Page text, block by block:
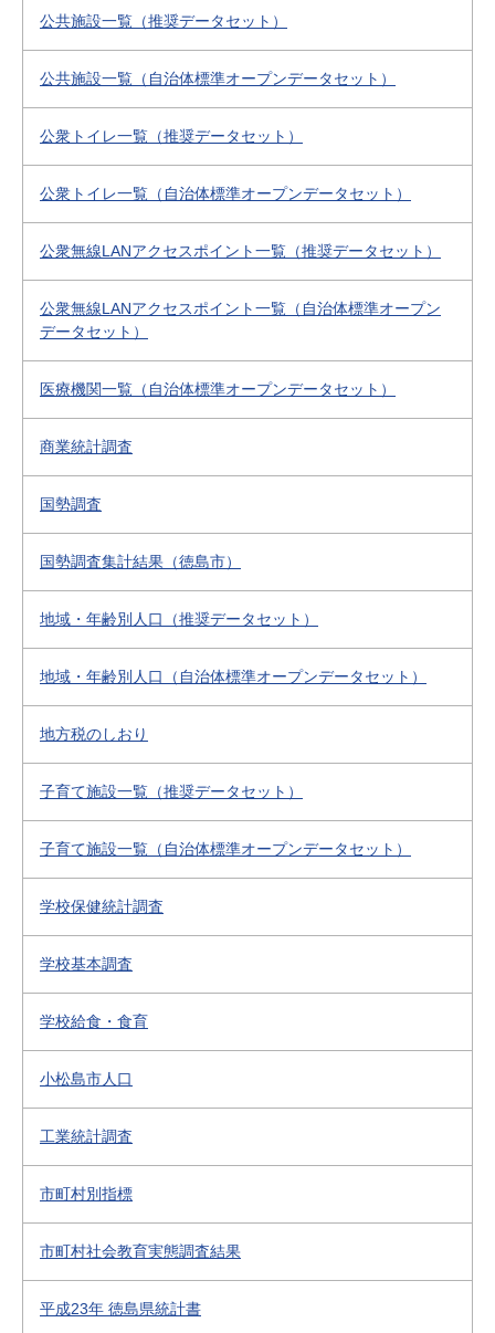
公共施設一覧（推奨データセット）
公共施設一覧（自治体標準オープンデータセット）
公衆トイレ一覧（推奨データセット）
公衆トイレ一覧（自治体標準オープンデータセット）
公衆無線LANアクセスポイント一覧（推奨データセット）
公衆無線LANアクセスポイント一覧（自治体標準オープン
データセット）
医療機関一覧（自治体標準オープンデータセット）
商業統計調査
国勢調査
国勢調査集計結果（徳島市）
地域・年齢別人口（推奨データセット）
地域・年齢別人口（自治体標準オープンデータセット）
地方税のしおり
子育て施設一覧（推奨データセット）
子育て施設一覧（自治体標準オープンデータセット）
学校保健統計調査
学校基本調査
学校給食・食育
小松島市人口
工業統計調査
市町村別指標
市町村社会教育実態調査結果
平成23年 徳島県統計書